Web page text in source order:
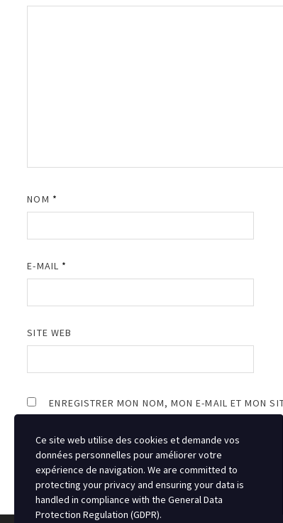
NOM *
E-MAIL *
SITE WEB
ENREGISTRER MON NOM, MON E-MAIL ET MON
Ce site web utilise des cookies et demande vos
données personnelles pour améliorer votre
expérience de navigation. We are committed to
protecting your privacy and ensuring your data is
handled in compliance with the General Data
Protection Regulation (GDPR).